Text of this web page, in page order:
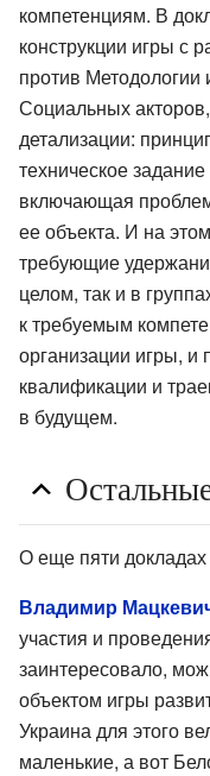
компетенциям. В
конструкции игры с
против
Социальных
детализации:
техническое
включающая
ее объекта. И на
требующие
целом, так и в
к требуемым
организации игры, и
квалификации и
в будущем.
О еще пяти докладах
Владимир
участия и
заинтересовало,
объектом игры
Украина для этого
маленькие, а вот